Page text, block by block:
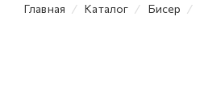
Главная ⁄ Каталог ⁄ Бисер ⁄